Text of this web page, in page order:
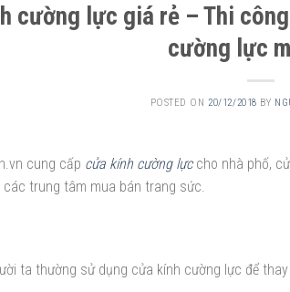
cường lực giá rẻ – Thi
cường lực
POSTED ON 20/12/2018 BY
cung cấp cửa kính cường lực cho nhà phố,
trung tâm mua bán trang sức.
ta thường sử dụng cửa kính cường lực để